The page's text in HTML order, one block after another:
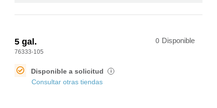
5 gal.
76333-105
0 Disponible
Disponible a solicitud i
Consultar otras tiendas